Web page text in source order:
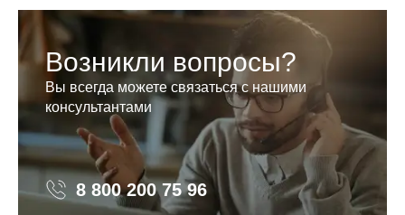
Возникли вопросы?
Вы всегда можете связаться с нашими
консультантами
8 800 200 75 96 8 800 200 75 96